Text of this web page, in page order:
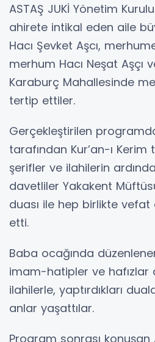
ASTAŞ JUKİ Yönetim
ahirete intikal eden aile
Hacı Şevket Aşcı,
merhum Hacı Neşat Aşçı
Karaburç Mahallesinde
tertip ettiler.
Gerçekleştirilen
tarafından Kur’an-ı Kerim
şerifler ve ilahilerin
davetliler Yakakent
duası ile hep birlikte
etti.
Baba ocağında
imam-hatipler ve hafızlar
ilahilerle, yaptırdıkları
anlar yaşattılar.
Program sonrası konuşan